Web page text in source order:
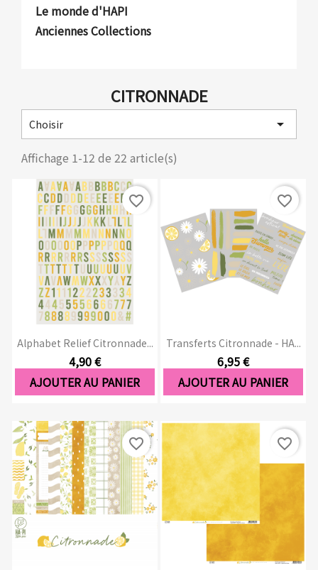
Le monde d'HAPI
Anciennes Collections
CITRONNADE
Choisir

Affichage 1-12 de 22 article(s)
Alphabet Relief Citronnade...
4,90 €
AJOUTER AU PANIER
favorite_border
Transferts Citronnade - HA...
6,95 €
AJOUTER AU PANIER
favorite_border
favorite_border favorite_border